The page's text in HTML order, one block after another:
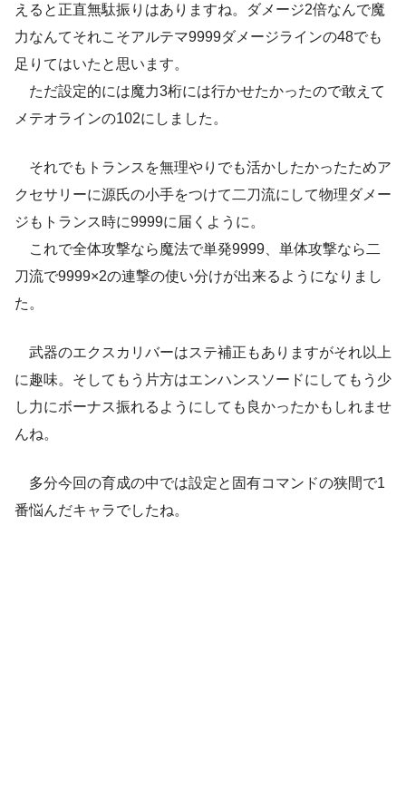
えると正直無駄振りはありますね。ダメージ2倍なんで魔
力なんてそれこそアルテマ9999ダメージラインの48でも
足りてはいたと思います。
ただ設定的には魔力3桁には行かせたかったので敢えて
メテオラインの102にしました。
それでもトランスを無理やりでも活かしたかったためア
クセサリーに源氏の小手をつけて二刀流にして物理ダメー
ジもトランス時に9999に届くように。
これで全体攻撃なら魔法で単発9999、単体攻撃なら二
刀流で9999×2の連撃の使い分けが出来るようになりまし
た。
武器のエクスカリバーはステ補正もありますがそれ以上
に趣味。そしてもう片方はエンハンスソードにしてもう少
し力にボーナス振れるようにしても良かったかもしれませ
んね。
多分今回の育成の中では設定と固有コマンドの狭間で1
番悩んだキャラでしたね。